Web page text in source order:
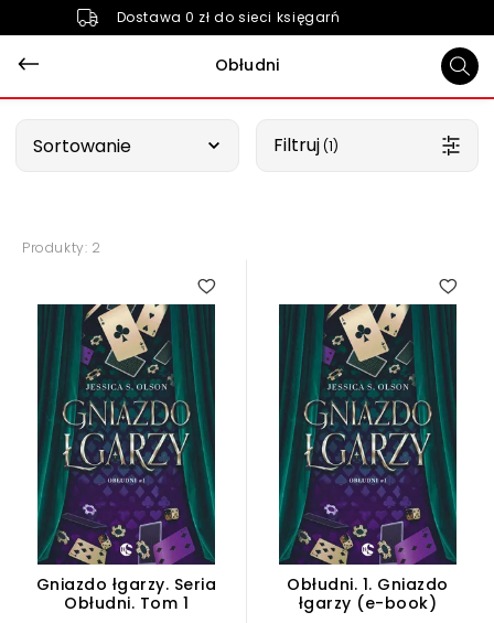
Dostawa 0 zł do sieci księgarń
Obłudni
Sortowanie Filtruj (1)
Produkty: 2
Gniazdo łgarzy. Seria
Obłudni. Tom 1
Obłudni. 1. Gniazdo
łgarzy (e-book)